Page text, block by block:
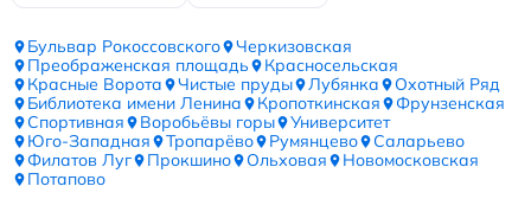
Бульвар Рокоссовского
Черкизовская
Преображенская площадь
Красносельская
Красные Ворота
Чистые пруды Лубянка
Охотный Ряд
Библиотека имени Ленина
Кропоткинская
Фрунзенская
Спортивная
Воробьёвы горы
Университет
Юго-Западная
Тропарёво Румянцево
Саларьево
Филатов Луг
Прокшино Ольховая
Новомосковская
Потапово